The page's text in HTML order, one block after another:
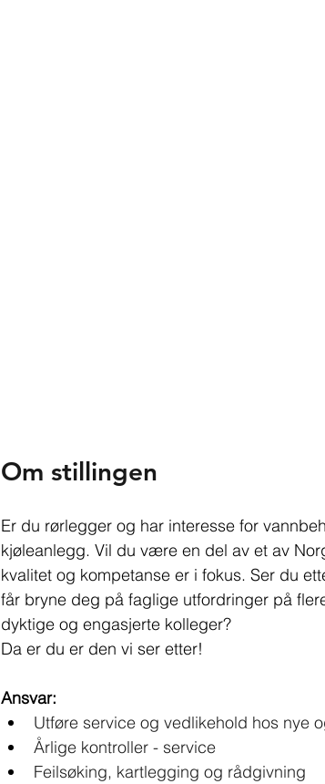
Om stillingen
Er du rørlegger og har interesse for
kjøleanlegg. Vil du være en del av et av
kvalitet og kompetanse er i fokus. Ser du
får bryne deg på faglige utfordringer på
dyktige og engasjerte kolleger?
Da er du er den vi ser etter!
Ansvar:
Utføre service og vedlikehold hos nye
Årlige kontroller - service
Feilsøking, kartlegging og rådgivning